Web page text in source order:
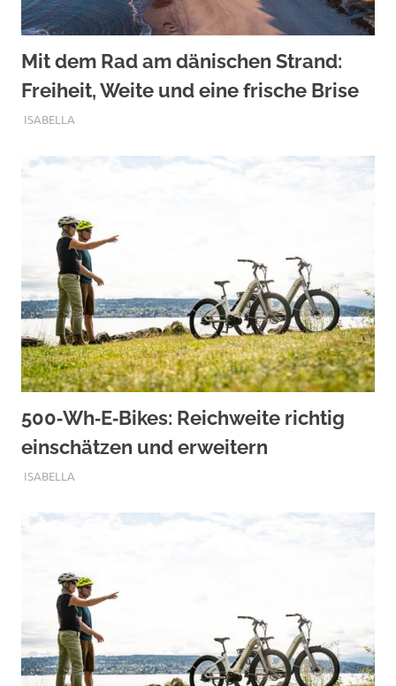
Mit dem Rad am dänischen Strand:
Freiheit, Weite und eine frische Brise
OKTOBER 12, 2025
ISABELLA
500‑Wh‑E‑Bikes: Reichweite richtig
einschätzen und erweitern
SEPTEMBER 12, 2025
ISABELLA